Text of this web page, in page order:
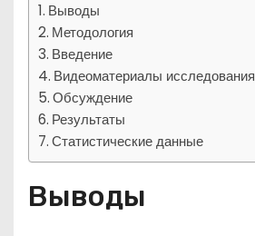
Выводы
Методология
Введение
Видеоматериалы исследования
Обсуждение
Результаты
Статистические данные
Выводы